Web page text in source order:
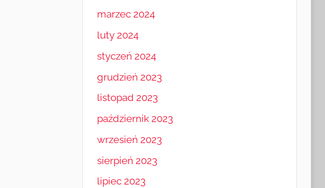
marzec 2024
luty 2024
styczeń 2024
grudzień 2023
listopad 2023
październik 2023
wrzesień 2023
sierpień 2023
lipiec 2023